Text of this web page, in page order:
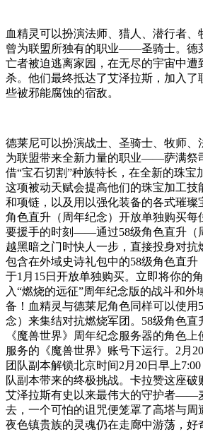
血精灵可以扮演法师、猎人、潜行者、
曾为联盟所独有的职业——圣骑士。德
亡者被迫逃离家园，在无尽的宇宙中遭
杀。他们最终抵达了艾泽拉斯，加入了
些被邪能腐蚀的宿敌。
德莱尼可以扮演战士、圣骑士、牧师、
为联盟带来全新力量的职业——萨满祭
借“宝石切割”种族特长，在全新的珠宝
这项被动天赋会提高他们的珠宝加工技
和项链，以及用以强化装备的各式璀璨
角色直升（周年纪念）开放单独购买每
要援手的时刻——通过58级角色直升（
越黑暗之门时快人一步，直接投身对抗
包含在外域史诗礼包中的58级角色直
于1月15日开放单独购买。立即将你的
入“燃烧的远征”周年纪念版的战斗和外
备！血精灵与德莱尼角色同样可以使用
念）来集结对抗燃烧军团。58级角色直
《魔兽世界》周年纪念服务器的角色
服务的《魔兽世界》账号下运行。2月
团队副本解锁北京时间2月20日早上
队副本带来的终极挑战。卡拉赞这座破
艾泽拉斯有史以来最伟大的守护者——
去，一个可怕的诅咒便笼罩了高塔与周
夜色镇贵族的灵魂仍在走廊中游荡，好